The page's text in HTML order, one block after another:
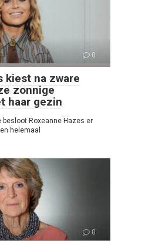
0
kiest na zware
zonnige
haar gezin
besloot Roxeanne Hazes er
helemaal
0